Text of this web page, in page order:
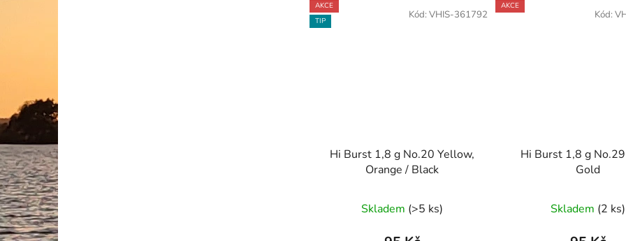
AKCE
TIP
Hi Burst 1,8 g No.20 Yellow,
Orange / Black
Skladem (>5 ks)
Kód: VHIS-361792
AKCE
Hi Burst 1,8 g
Gold
Skladem (2 ks)
Kód: